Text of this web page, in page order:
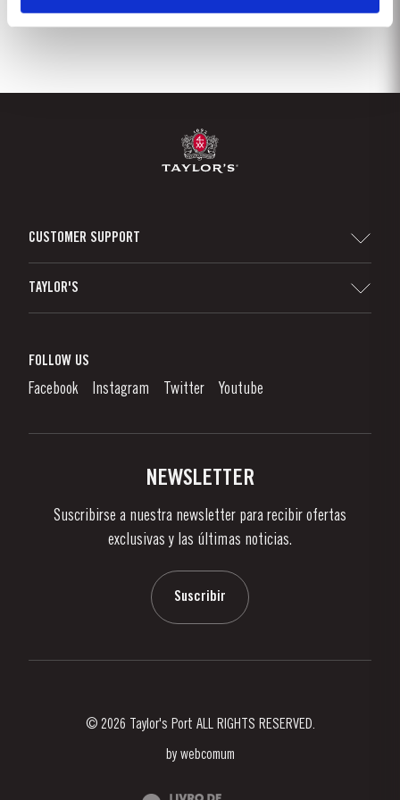
CUSTOMER SUPPORT
Denunciation Platform
Links
TAYLOR'S
¿Qué Es El Vino De Oporto?
Disfrutando el Vino de Oporto
Noticias
FOLLOW US
Facebook Instagram Twitter Youtube
NEWSLETTER
Suscribirse a nuestra newsletter para recibir ofertas
exclusivas y las últimas noticias.
Suscribir
© 2026 Taylor's Port ALL RIGHTS RESERVED.
by webcomum